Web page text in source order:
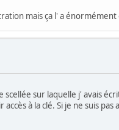
mais ça l' a énormément
sur laquelle j' avais
à la clé. Si je ne suis pas